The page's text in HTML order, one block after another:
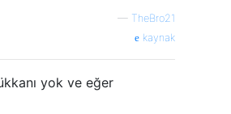
— TheBro21
kaynak
yok ve eğer